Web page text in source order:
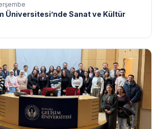
Üniversitesi’nde Sanat ve Kültür